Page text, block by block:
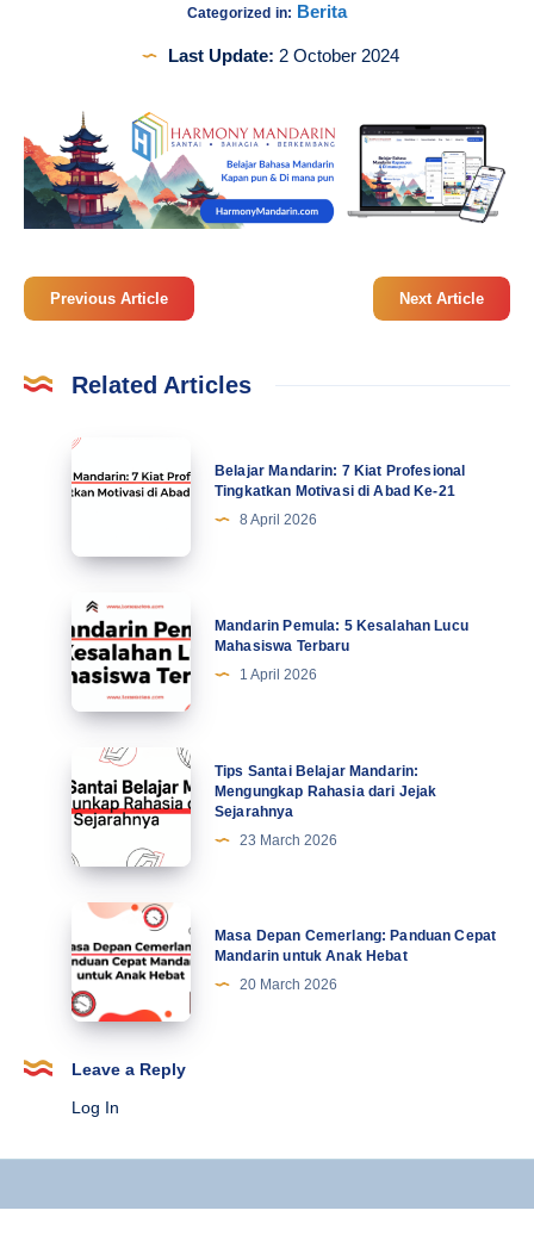
Categorized in: Berita
Last Update: 2 October 2024
Previous Article Next Article
Related Articles
Belajar
Mandarin:
Profesional
Tingkatkan
Motivasi
di
Abad
Ke-
Belajar Mandarin: 7 Kiat Profesional
Tingkatkan Motivasi di Abad Ke-21
8 April 2026
Mandarin
Pemula:
5
Kesalahan
Lucu
Mahasiswa
Terbaru
Mandarin Pemula: 5 Kesalahan Lucu
Mahasiswa Terbaru
1 April 2026
Tips
Santai
Belajar
Mandarin:
Mengungkap
Rahasia
dari
Jejak
Sejarahnya
Tips Santai Belajar Mandarin:
Mengungkap Rahasia dari Jejak
Sejarahnya
23 March 2026
Masa
Depan
Cemerlang:
Panduan
Cepat
Mandarin
Hebat
Masa Depan Cemerlang: Panduan Cepat
Mandarin untuk Anak Hebat
20 March 2026
Leave a Reply
Log In